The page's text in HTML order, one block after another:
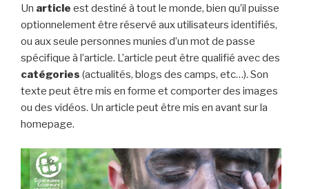
Un article est destiné à tout le monde, bien qu’il puisse
optionnelement être réservé aux utilisateurs identifiés,
ou aux seule personnes munies d’un mot de passe
spécifique à l’article. L’article peut être qualifié avec des
catégories (actualités, blogs des camps, etc…). Son
texte peut être mis en forme et comporter des images
ou des vidéos. Un article peut être mis en avant sur la
homepage.